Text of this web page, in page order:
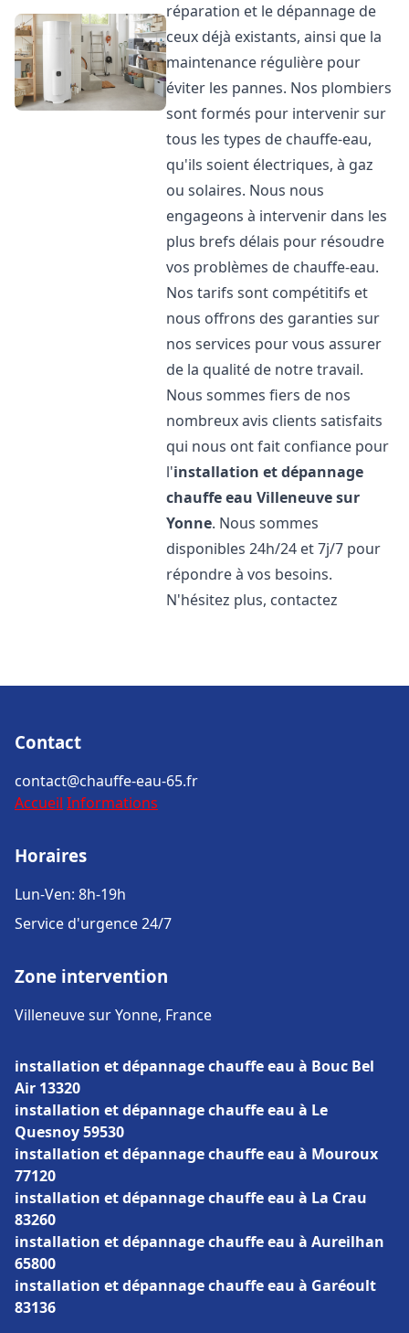
réparation et le dépannage de
ceux déjà existants, ainsi que la
maintenance régulière pour
éviter les pannes. Nos plombiers
sont formés pour intervenir sur
tous les types de chauffe-eau,
qu'ils soient électriques, à gaz
ou solaires. Nous nous
engageons à intervenir dans les
plus brefs délais pour résoudre
vos problèmes de chauffe-eau.
Nos tarifs sont compétitifs et
nous offrons des garanties sur
nos services pour vous assurer
de la qualité de notre travail.
Nous sommes fiers de nos
nombreux avis clients satisfaits
qui nous ont fait confiance pour
l'installation et dépannage
chauffe eau Villeneuve sur
Yonne. Nous sommes
disponibles 24h/24 et 7j/7 pour
répondre à vos besoins.
N'hésitez plus, contactez
Contact
contact@chauffe-eau-65.fr
Accueil Informations
Horaires
Lun-Ven: 8h-19h
Service d'urgence 24/7
Zone intervention
Villeneuve sur Yonne, France
installation et dépannage chauffe eau à Bouc Bel
Air 13320
installation et dépannage chauffe eau à Le
Quesnoy 59530
installation et dépannage chauffe eau à Mouroux
77120
installation et dépannage chauffe eau à La Crau
83260
installation et dépannage chauffe eau à Aureilhan
65800
installation et dépannage chauffe eau à Garéoult
83136